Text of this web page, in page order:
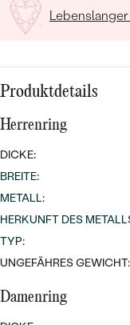
Produktdetails
Herrenring
DICKE:
BREITE:
METALL:
HERKUNFT DES
TYP:
UNGEFÄHRES GEWICHT:
Damenring